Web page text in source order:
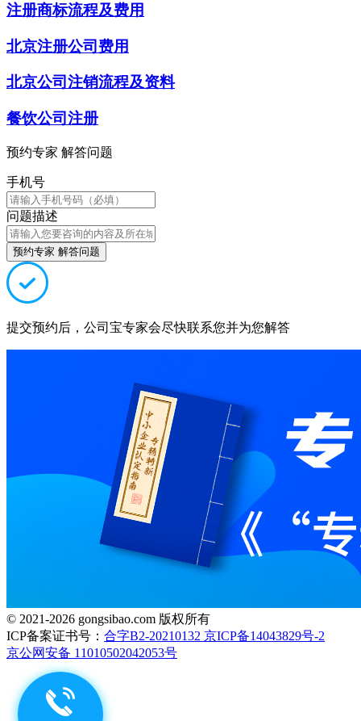
注册商标流程及费用
北京注册公司费用
北京公司注销流程及资料
餐饮公司注册
预约专家 解答问题
手机号
问题描述
预约专家 解答问题
提交预约后，公司宝专家会尽快联系您并为您解答
© 2021-2026 gongsibao.com 版权所有
ICP备案证书号： 合字B2-20210132 京ICP备14043829号-2
京公网安备 11010502042053号